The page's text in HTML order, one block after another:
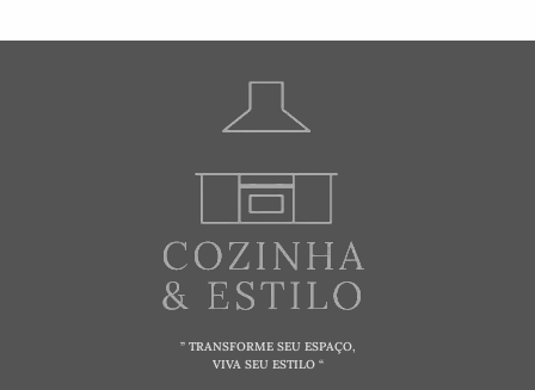
” TRANSFORME SEU ESPAÇO,
VIVA SEU ESTILO “